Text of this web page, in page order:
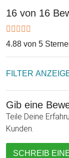
16 von 16
4.88 von 5
FILTER
Gib eine
Teile Deine
Kunden.
SCHREIB